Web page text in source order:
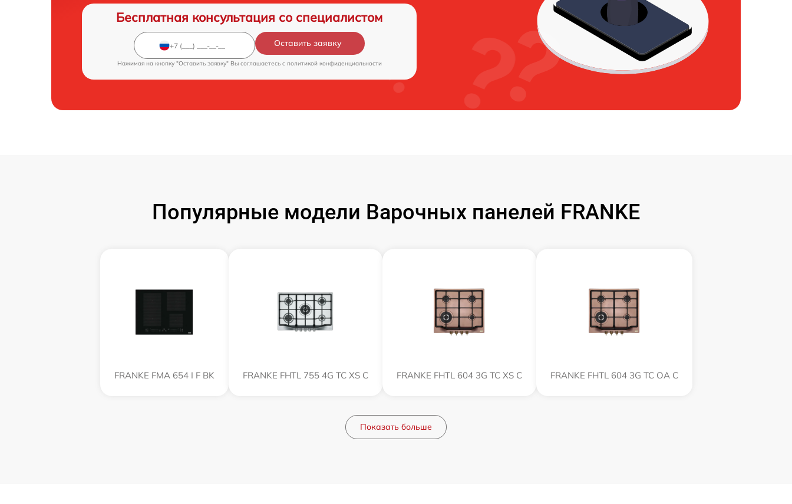
Бесплатная консультация со специалистом
Оставить заявку
Нажимая на кнопку "Оставить заявку" Вы соглашаетесь c политикой конфиденциальности
Популярные модели Варочных панелей FRANKE
FRANKE FMA 654 I F BK FRANKE FHTL 755 4G TC XS C FRANKE FHTL 604 3G TC XS C FRANKE FHTL 604 3G TC OA C
Показать больше